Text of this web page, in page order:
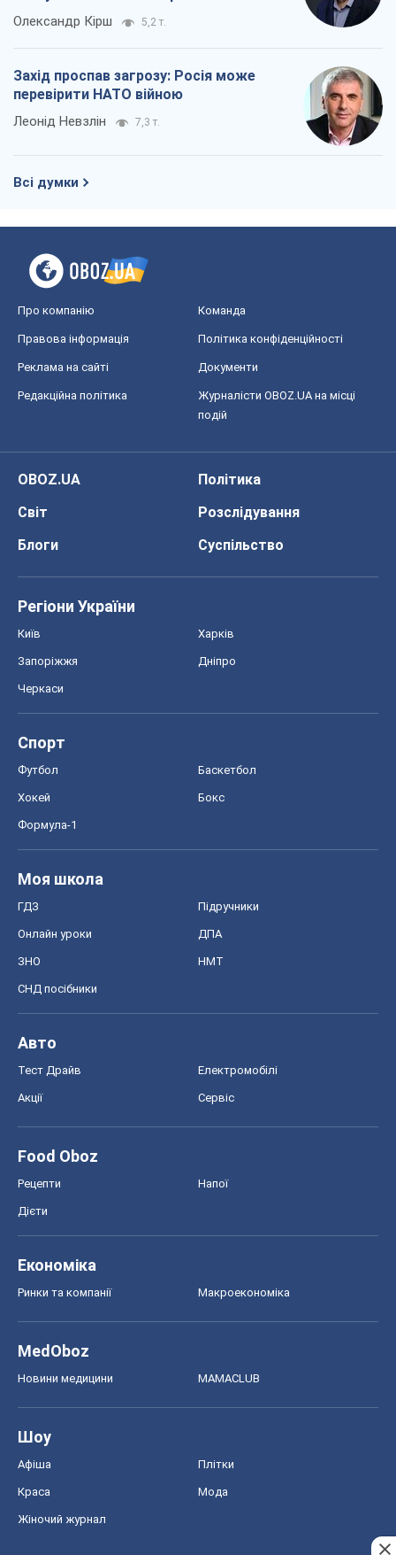
Олександр Кірш 5,2 т.
Захід проспав загрозу: Росія може
перевірити НАТО війною
Леонід Невзлін 7,3 т.
Всі думки
Про компанію Команда
Правова інформація Політика конфіденційності
Реклама на сайті Документи
Редакційна політика
Журналісти OBOZ.UA на місці
подій
OBOZ.UA
Політика
Світ
Розслідування
Блоги
Суспільство
Регіони України
Київ Харків
Запоріжжя Дніпро
Черкаси
Спорт
Футбол Баскетбол
Хокей Бокс
Формула-1
Моя школа
ГДЗ Підручники
Онлайн уроки ДПА
ЗНО НМТ
СНД посібники
Авто
Тест Драйв Електромобілі
Акції Сервіс
Food Oboz
Рецепти Напої
Дієти
Економіка
Ринки та компанії Макроекономіка
MedOboz
Новини медицини MAMACLUB
Шоу
Афіша Плітки
Краса Мода
Жіночий журнал